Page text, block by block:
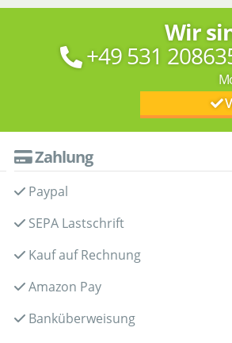
Wir
+49 531
Zahlung
Paypal
SEPA Lastschrift
Kauf auf Rechnung
Amazon Pay
Banküberweisung